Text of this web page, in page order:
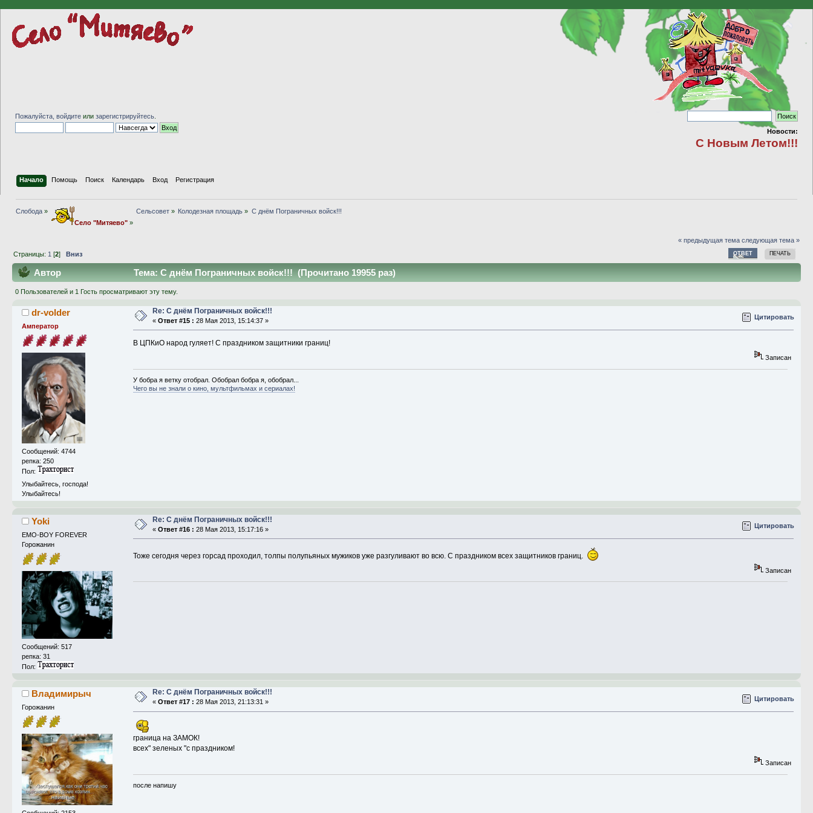
Пожалуйста, войдите или зарегистрируйтесь
Новости:
С Новым Летом!!!
Начало Помощь Поиск Календарь Вход Регистрация
Слобода »
Село "Митяево"»
Сельсовет» Колодезная площадь » С днём Пограничных войск!!!
« предыдущая тема следующая тема »
ОТВЕТ ПЕЧАТЬ
Страницы: 1 [2]Вниз
Автор Тема: С днём Пограничных войск!!! (Прочитано 19955 раз)
0 Пользователей и 1 Гость просматривают эту тему.
dr-volder
Амператор
Сообщений: 4744
репка: 250
Пол:
Улыбайтесь, господа!
Улыбайтесь!
Re: С днём Пограничных войск!!!
« Ответ #15 : 28 Мая 2013, 15:14:37 » Цитировать
В ЦПКиО народ гуляет! С праздником защитники границ!
Записан
У бобра я ветку отобрал. Обобрал бобра я, обобрал...
Чего вы не знали о кино, мультфильмах и сериалах!
Yoki
EMO-BOY FOREVER
Горожанин
Сообщений: 517
репка: 31
Пол:
Re: С днём Пограничных войск!!!
« Ответ #16 : 28 Мая 2013, 15:17:16 » Цитировать
Тоже сегодня через горсад проходил, толпы полупьяных мужиков уже разгуливают во всю. С праздником всех защитников границ.
Записан
Владимирыч
Горожанин
Re: С днём Пограничных войск!!!
« Ответ #17 : 28 Мая 2013, 21:13:31 » Цитировать
граница на ЗАМОК!
всех" зеленых "с праздником!
Записан
после напишу